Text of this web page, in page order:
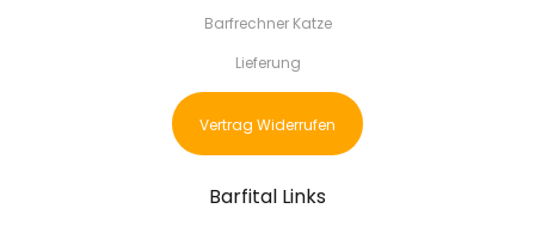
Barfrechner Katze
Lieferung
Vertrag Widerrufen
Barfital Links